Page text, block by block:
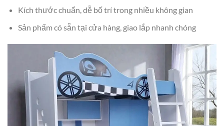
Kích thước chuẩn, dễ bố trí trong nhiều không gian
Sản phẩm có sẵn tại cửa hàng, giao lắp nhanh chóng